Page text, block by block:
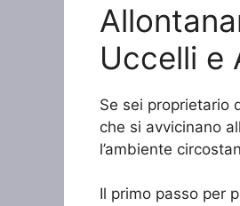
Uccelli e
Se sei proprietario
che si avvicinano
l’ambiente
Il primo passo per